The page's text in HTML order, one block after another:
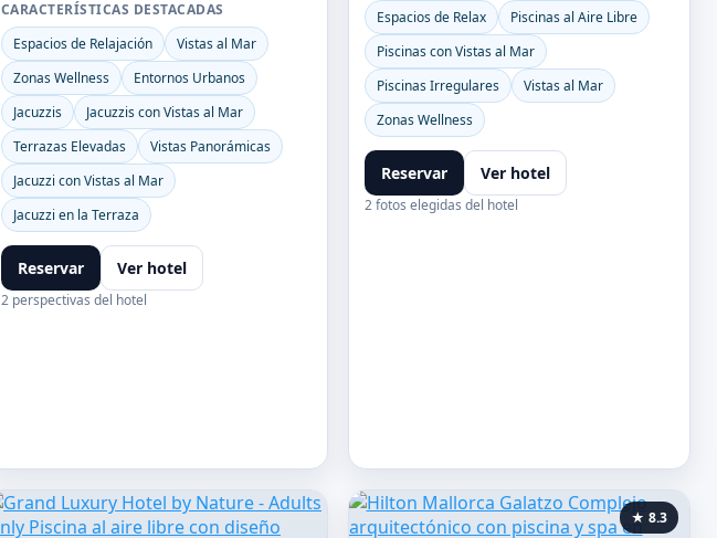
CARACTERÍSTICAS DESTACADAS
Espacios de Relajación
Vistas al Mar
Zonas Wellness
Entornos Urbanos
Jacuzzis
Jacuzzis con Vistas al Mar
Terrazas Elevadas
Vistas Panorámicas
Jacuzzi con Vistas al Mar
Jacuzzi en la Terraza
Reservar Ver hotel
2 perspectivas del hotel
Espacios de Relax
Piscinas al Aire Libre
Piscinas con Vistas al Mar
Piscinas Irregulares
Vistas al Mar
Zonas Wellness
Reservar Ver hotel
2 fotos elegidas del hotel
★ 8.3